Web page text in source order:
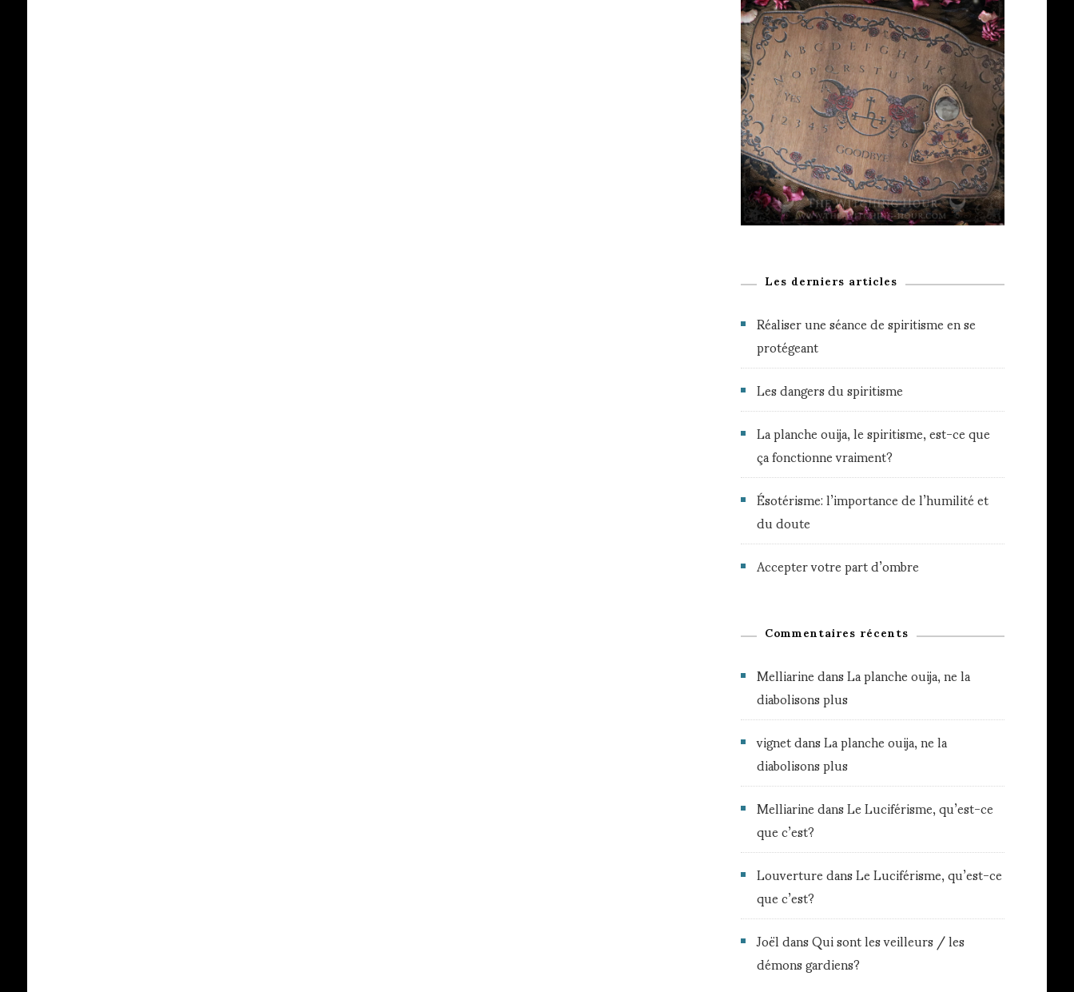
Les derniers articles
Réaliser une séance de spiritisme en se
protégeant
Les dangers du spiritisme
La planche ouija, le spiritisme, est-ce que
ça fonctionne vraiment?
Ésotérisme: l’importance de l’humilité et
du doute
Accepter votre part d’ombre
Commentaires récents
MelliarinedansLa planche ouija, ne la
diabolisons plus
vignetdansLa planche ouija, ne la
diabolisons plus
MelliarinedansLe Luciférisme, qu’est-ce
que c’est?
LouverturedansLe Luciférisme, qu’est-ce
que c’est?
JoëldansQui sont les veilleurs / les
démons gardiens?